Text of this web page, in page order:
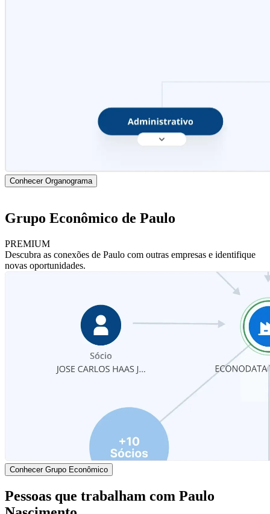
Conhecer Organograma
Grupo Econômico de Paulo
PREMIUM
Descubra as conexões de Paulo com outras empresas e identifique
novas oportunidades.
Conhecer Grupo Econômico
Pessoas que trabalham com Paulo